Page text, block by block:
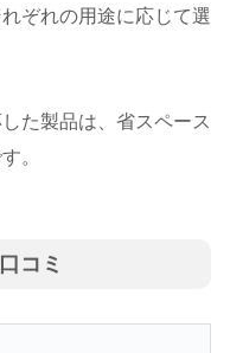
ぞれの用途に応じて選
た製品は、省スペース
。
コミ